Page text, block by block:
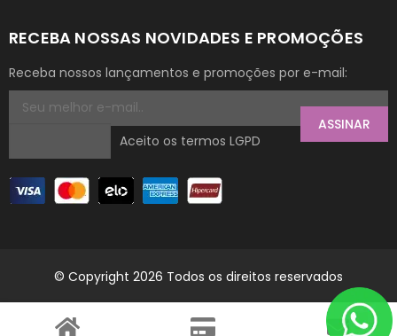
RECEBA NOSSAS NOVIDADES E PROMOÇÕES
Receba nossos lançamentos e promoções por e-mail:
ASSINAR
Aceito os termos LGPD
© Copyright 2026 Todos os direitos reservados